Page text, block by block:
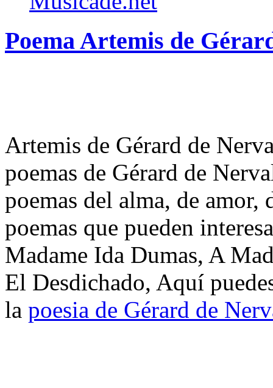
Poema Artemis de
Artemis de Gérard de
poemas de Gérard de
poemas del alma, de
poemas que pueden
Madame Ida Dumas, A
El Desdichado, Aquí
la poesia de Gérard de